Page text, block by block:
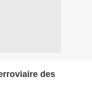
des